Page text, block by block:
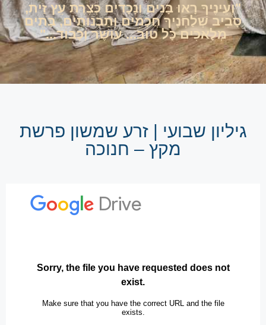
"וְעֵינֶיךָ רָאוּ בָּנִים וְנָכָדִים כְּצֶרֶת עֵץ זַית,
סָבִיב שְׁלַחְנֶיךָ חֲכָמִים וְתַבְנוּתִים, בָּתִים
מְלָאכִים כָּל טוֹב... עוֹשֶׁר וְכָבוֹד..."
גיליון שבועי | זרע שמשון פרשת
מקץ – חנוכה